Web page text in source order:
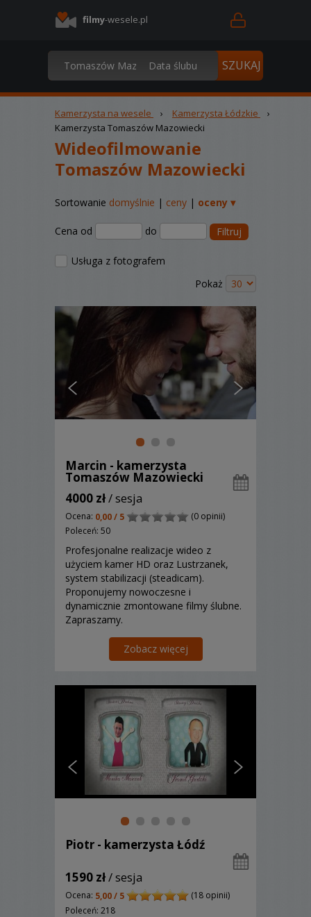
filmy-wesele.pl
Kamerzysta na wesele › Kamerzysta Łódzkie
›
Kamerzysta Tomaszów Mazowiecki
Wideofilmowanie
Tomaszów Mazowiecki
Sortowanie domyślnie | ceny | oceny ▾
Cena od do Filtruj
Usługa z fotografem
Pokaż
Marcin - kamerzysta
Tomaszów Mazowiecki
4000 zł/ sesja
Ocena: 0,00 / 5
(0 opinii)
Poleceń: 50
Profesjonalne realizacje wideo z
użyciem kamer HD oraz Lustrzanek,
system stabilizacji (steadicam).
Proponujemy nowoczesne i
dynamicznie zmontowane filmy ślubne.
Zapraszamy.
Zobacz więcej
Piotr - kamerzysta Łódź
1590 zł/ sesja
Ocena: 5,00 / 5
(18 opinii)
Poleceń: 218